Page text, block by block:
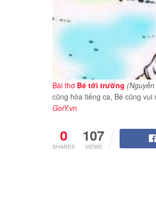
Bài thơ Bé tới trường
cũng hòa tiếng ca, Bé cũng
GoiY.vn
0
SHARES
107
VIEWS